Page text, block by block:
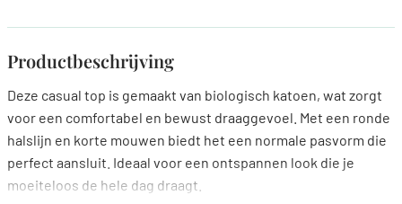
Productbeschrijving
Deze casual top is gemaakt van biologisch katoen, wat zorgt
voor een comfortabel en bewust draaggevoel. Met een ronde
halslijn en korte mouwen biedt het een normale pasvorm die
perfect aansluit. Ideaal voor een ontspannen look die je
moeiteloos de hele dag draagt.